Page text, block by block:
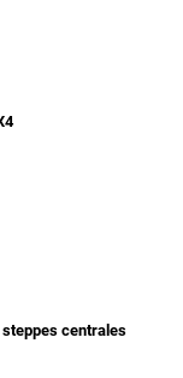
centrales